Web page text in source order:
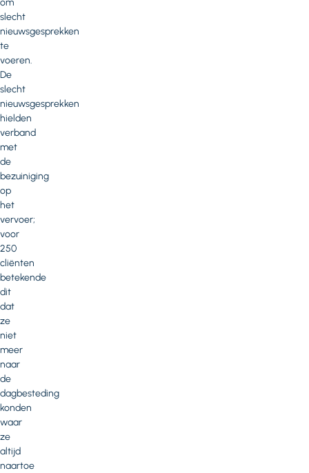
slecht
nieuwsgesprekken
te
voeren.
De
slecht
nieuwsgesprekken
hielden
verband
met
de
bezuiniging
op
het
vervoer;
voor
250
cliënten
betekende
dit
dat
ze
niet
meer
naar
de
dagbesteding
konden
waar
ze
altijd
naartoe